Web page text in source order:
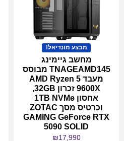
מבצע מונדיאל!
מחשב גיימינג
TNAGEAMD145 מבוסס
מעבד AMD Ryzen 5
9600X זכרון 32GB,
אחסון 1TB NVMe
וכרטיס מסך ZOTAC
GAMING GeForce RTX
5090 SOLID
₪17,990